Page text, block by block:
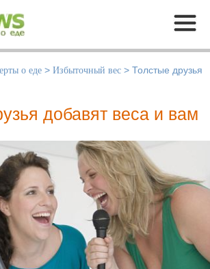
Меню
о еде > Избыточный вес > Толстые друзья
добавят веса и вам